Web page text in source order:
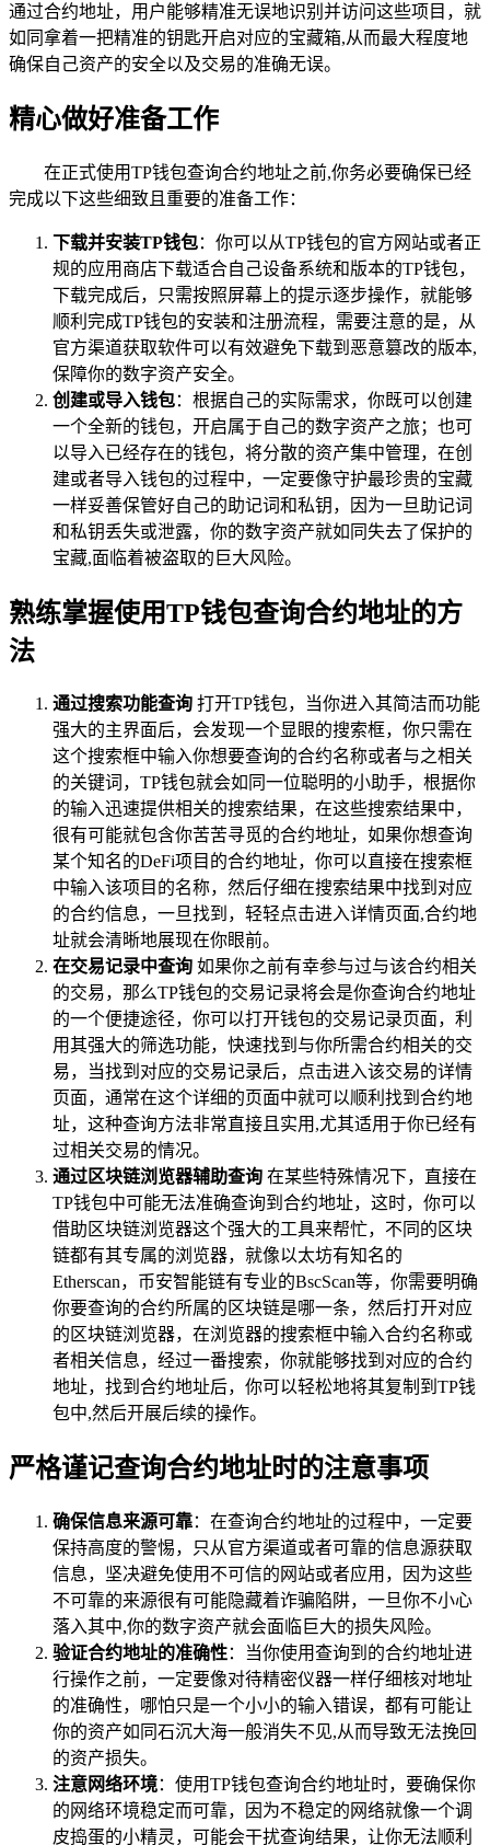
通过合约地址，用户能够精准无误地识别并访问这些项目，就
如同拿着一把精准的钥匙开启对应的宝藏箱,从而最大程度地
确保自己资产的安全以及交易的准确无误。
精心做好准备工作
在正式使用TP钱包查询合约地址之前,你务必要确保已经
完成以下这些细致且重要的准备工作：
下载并安装TP钱包：你可以从TP钱包的官方网站或者正
规的应用商店下载适合自己设备系统和版本的TP钱包，
下载完成后，只需按照屏幕上的提示逐步操作，就能够
顺利完成TP钱包的安装和注册流程，需要注意的是，从
官方渠道获取软件可以有效避免下载到恶意篡改的版本,
保障你的数字资产安全。
创建或导入钱包：根据自己的实际需求，你既可以创建
一个全新的钱包，开启属于自己的数字资产之旅；也可
以导入已经存在的钱包，将分散的资产集中管理，在创
建或者导入钱包的过程中，一定要像守护最珍贵的宝藏
一样妥善保管好自己的助记词和私钥，因为一旦助记词
和私钥丢失或泄露，你的数字资产就如同失去了保护的
宝藏,面临着被盗取的巨大风险。
熟练掌握使用TP钱包查询合约地址的方
法
通过搜索功能查询 打开TP钱包，当你进入其简洁而功能
强大的主界面后，会发现一个显眼的搜索框，你只需在
这个搜索框中输入你想要查询的合约名称或者与之相关
的关键词，TP钱包就会如同一位聪明的小助手，根据你
的输入迅速提供相关的搜索结果，在这些搜索结果中，
很有可能就包含你苦苦寻觅的合约地址，如果你想查询
某个知名的DeFi项目的合约地址，你可以直接在搜索框
中输入该项目的名称，然后仔细在搜索结果中找到对应
的合约信息，一旦找到，轻轻点击进入详情页面,合约地
址就会清晰地展现在你眼前。
在交易记录中查询 如果你之前有幸参与过与该合约相关
的交易，那么TP钱包的交易记录将会是你查询合约地址
的一个便捷途径，你可以打开钱包的交易记录页面，利
用其强大的筛选功能，快速找到与你所需合约相关的交
易，当找到对应的交易记录后，点击进入该交易的详情
页面，通常在这个详细的页面中就可以顺利找到合约地
址，这种查询方法非常直接且实用,尤其适用于你已经有
过相关交易的情况。
通过区块链浏览器辅助查询 在某些特殊情况下，直接在
TP钱包中可能无法准确查询到合约地址，这时，你可以
借助区块链浏览器这个强大的工具来帮忙，不同的区块
链都有其专属的浏览器，就像以太坊有知名的
Etherscan，币安智能链有专业的BscScan等，你需要明确
你要查询的合约所属的区块链是哪一条，然后打开对应
的区块链浏览器，在浏览器的搜索框中输入合约名称或
者相关信息，经过一番搜索，你就能够找到对应的合约
地址，找到合约地址后，你可以轻松地将其复制到TP钱
包中,然后开展后续的操作。
严格谨记查询合约地址时的注意事项
确保信息来源可靠：在查询合约地址的过程中，一定要
保持高度的警惕，只从官方渠道或者可靠的信息源获取
信息，坚决避免使用不可信的网站或者应用，因为这些
不可靠的来源很有可能隐藏着诈骗陷阱，一旦你不小心
落入其中,你的数字资产就会面临巨大的损失风险。
验证合约地址的准确性：当你使用查询到的合约地址进
行操作之前，一定要像对待精密仪器一样仔细核对地址
的准确性，哪怕只是一个小小的输入错误，都有可能让
你的资产如同石沉大海一般消失不见,从而导致无法挽回
的资产损失。
注意网络环境：使用TP钱包查询合约地址时，要确保你
的网络环境稳定而可靠，因为不稳定的网络就像一个调
皮捣蛋的小精灵，可能会干扰查询结果，让你无法顺利